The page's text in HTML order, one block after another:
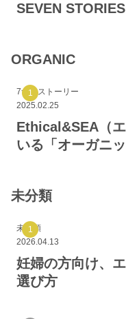
SEVEN
ORGANIC
7つのストーリー
2025.02.25
Ethical&SEA（
いる「オーガニッ
未分類
未分類
2026.04.13
妊婦の方向け、
選び方